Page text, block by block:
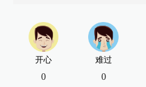
开心
0
难过
0